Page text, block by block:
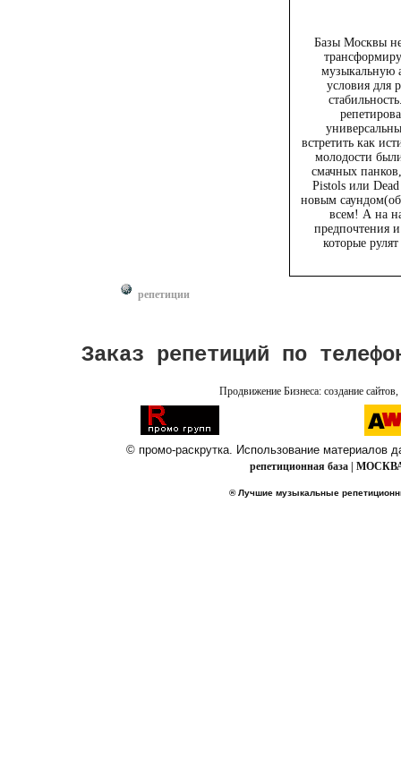
Базы Москвы
музыкальную
условия для
встретить как
молодости
смачных
Pistols или
новым
всем! А на
предпочтения
которые
репетиции
Заказ репетиций по
Продвижение Бизнеса: создание
© промо-раскрутка. Использование материалов
репетиционная база |
® Лучшие музыкальные